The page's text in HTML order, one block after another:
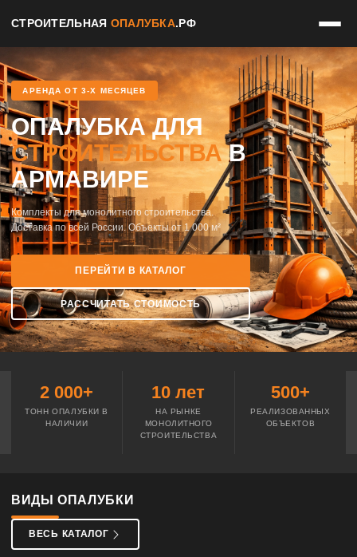
СТРОИТЕЛЬНАЯ ОПАЛУБКА.РФ
АРЕНДА ОТ 3-Х МЕСЯЦЕВ
ОПАЛУБКА ДЛЯ
СТРОИТЕЛЬСТВАВ
АРМАВИРЕ
Комплекты для монолитного строительства.
Доставка по всей России. Объекты от 1 000 м²
ПЕРЕЙТИ В КАТАЛОГ
РАССЧИТАТЬ СТОИМОСТЬ
2 000+
ТОНН ОПАЛУБКИ В
НАЛИЧИИ
10 лет
НА РЫНКЕ
МОНОЛИТНОГО
СТРОИТЕЛЬСТВА
500+
РЕАЛИЗОВАННЫХ
ОБЪЕКТОВ
ВИДЫ ОПАЛУБКИ
ВЕСЬ КАТАЛОГ